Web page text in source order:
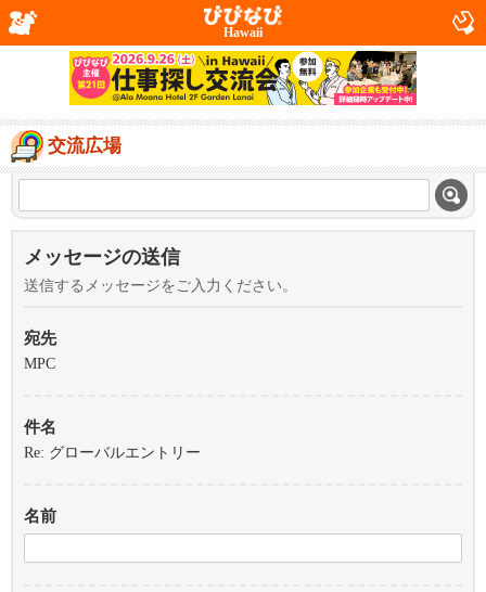
Hawaii
交流広場
メッセージの送信
送信するメッセージをご入力ください。
宛先
MPC
件名
Re: グローバルエントリー
名前